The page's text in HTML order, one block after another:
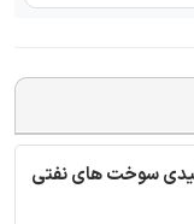
سوخت های نفتی